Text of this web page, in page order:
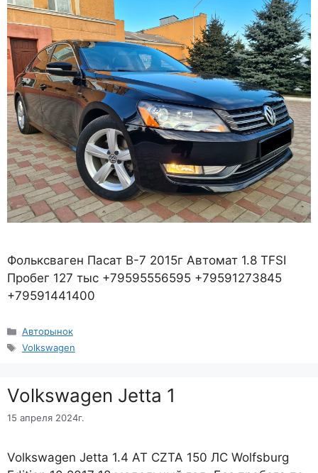
Фольксваген Пасат В-7 2015г Автомат 1.8 TFSI
Пробег 127 тыс +79595556595 +79591273845
+79591441400
Рубрики
Авторынок
Метки
Volkswagen
Volkswagen Jetta 1
15 апреля 2024г.
Volkswagen Jetta 1.4 AT CZTA 150 ЛС Wolfsburg